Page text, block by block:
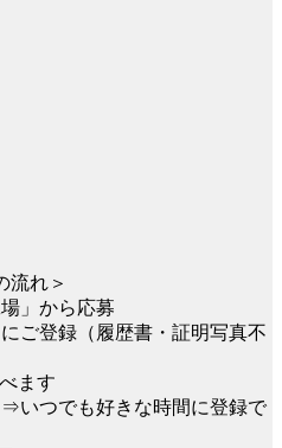
流れ＞
」から応募
ご登録（履歴書・証明写真不
ます
⇒いつでも好きな時間に登録で